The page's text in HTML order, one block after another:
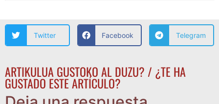
Twitter Facebook Telegram
ARTIKULUA GUSTOKO AL DUZU? / ¿TE HA
GUSTADO ESTE ARTÍCULO?